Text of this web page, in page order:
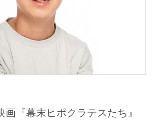
『幕末ヒポクラテスたち』